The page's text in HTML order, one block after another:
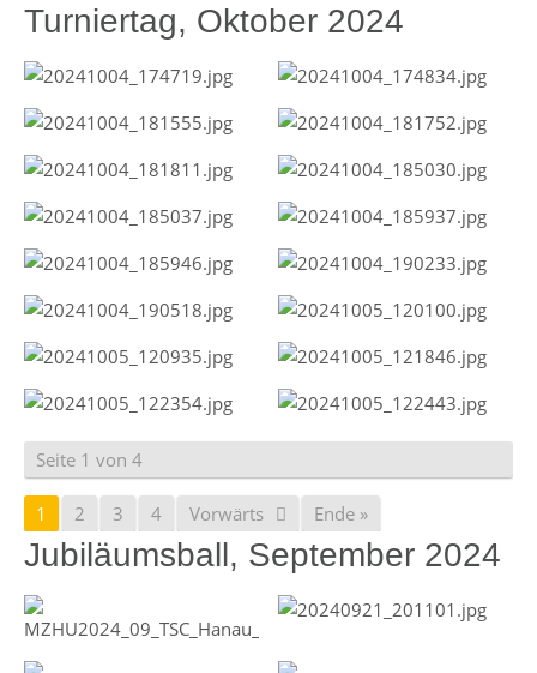
Turniertag, Oktober 2024
Seite 1 von 4
1 2 3 4 Vorwärts Ende »
Jubiläumsball, September 2024